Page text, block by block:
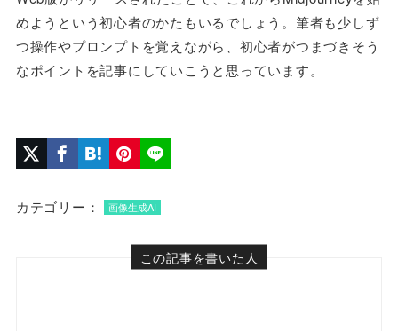
めようという初心者のかたもいるでしょう。筆者も少しず
つ操作やプロンプトを覚えながら、初心者がつまづきそう
なポイントを記事にしていこうと思っています。
カテゴリー： 画像生成AI
この記事を書いた人